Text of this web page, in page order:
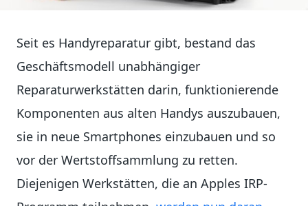
Seit es Handyreparatur gibt, bestand das
Geschäftsmodell unabhängiger
Reparaturwerkstätten darin, funktionierende
Komponenten aus alten Handys auszubauen,
sie in neue Smartphones einzubauen und so
vor der Wertstoffsammlung zu retten.
Diejenigen Werkstätten, die an Apples IRP-